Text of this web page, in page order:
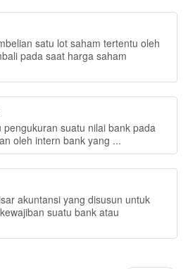
satu lot saham tertentu oleh
pada saat harga saham
suatu nilai bank pada
oleh intern bank yang ...
akuntansi yang disusun untuk
suatu bank atau